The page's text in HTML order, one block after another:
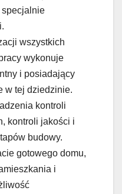
specjalnie
wszystkich
wykonuje
i posiadający
w tej dziedzinie.
kontroli
kontroli jakości i
budowy.
gotowego domu,
i